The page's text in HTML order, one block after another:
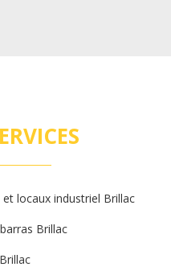
locaux industriel Brillac
Brillac